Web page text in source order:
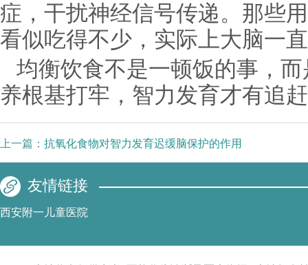
症，干扰神经信号传递。那些
看似吃得不少，实际上大脑一
均衡饮食不是一顿饭的事，
养根基打牢，智力发育才有追
上一篇： 抗氧化食物对智力发育迟缓脑保护的作用
友情链接
西安附一儿童医院